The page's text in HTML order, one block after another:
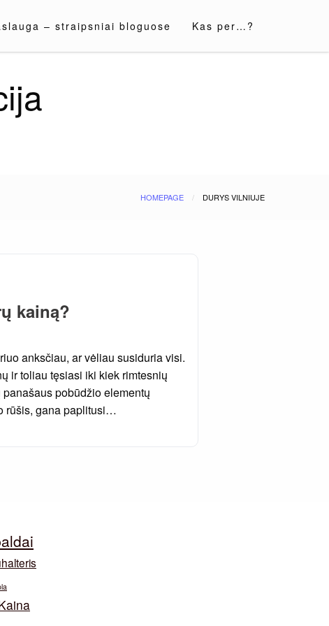
– straipsniai bloguose Kas per…?
HOMEPAGE DURYS VILNIUJE
kainą?
anksčiau, ar vėliau susiduria visi.
ir toliau tęsiasi iki kiek rimtesnių
pobūdžio elementų
rūšis, gana paplitusi…